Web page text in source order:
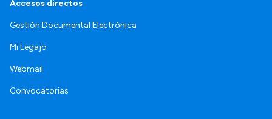
Accesos directos
Gestión Documental Electrónica
Mi Legajo
Webmail
Convocatorias